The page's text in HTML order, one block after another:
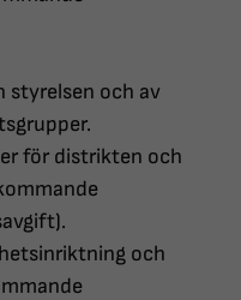
styrelsen och av
för distrikten och
och